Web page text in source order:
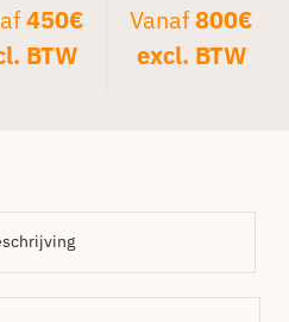
450€
BTW
Vanaf800€
excl. BTW